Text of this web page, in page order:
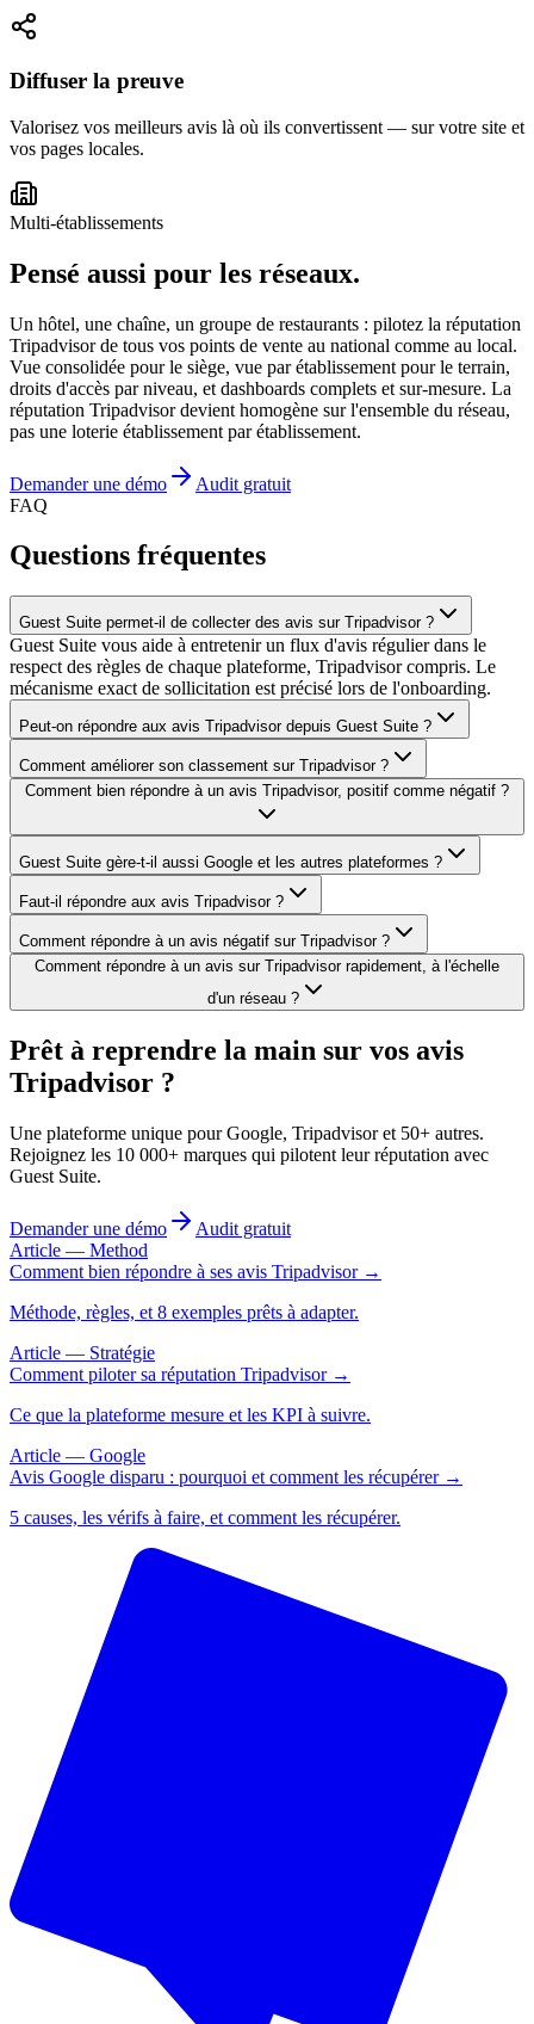
Diffuser la preuve
Valorisez vos meilleurs avis là où ils convertissent — sur votre site et
vos pages locales.
Multi-établissements
Pensé aussi pour les réseaux.
Un hôtel, une chaîne, un groupe de restaurants : pilotez la réputation
Tripadvisor de tous vos points de vente au national comme au local.
Vue consolidée pour le siège, vue par établissement pour le terrain,
droits d'accès par niveau, et dashboards complets et sur-mesure. La
réputation Tripadvisor devient homogène sur l'ensemble du réseau,
pas une loterie établissement par établissement.
Demander une démo
Audit gratuit
FAQ
Questions fréquentes
Guest Suite permet-il de collecter des avis sur Tripadvisor ?
Guest Suite vous aide à entretenir un flux d'avis régulier dans le
respect des règles de chaque plateforme, Tripadvisor compris. Le
mécanisme exact de sollicitation est précisé lors de l'onboarding.
Peut-on répondre aux avis Tripadvisor depuis Guest Suite ?
Comment améliorer son classement sur Tripadvisor ?
Comment bien répondre à un avis Tripadvisor, positif comme négatif ?
Guest Suite gère-t-il aussi Google et les autres plateformes ?
Faut-il répondre aux avis Tripadvisor ?
Comment répondre à un avis négatif sur Tripadvisor ?
Comment répondre à un avis sur Tripadvisor rapidement, à l'échelle
d'un réseau ?
Prêt à reprendre la main sur vos avis
Tripadvisor ?
Une plateforme unique pour Google, Tripadvisor et 50+ autres.
Rejoignez les 10 000+ marques qui pilotent leur réputation avec
Guest Suite.
Demander une démo
Audit gratuit
Article — Method
Comment bien répondre à ses avis Tripadvisor →
Méthode, règles, et 8 exemples prêts à adapter.
Article — Stratégie
Comment piloter sa réputation Tripadvisor →
Ce que la plateforme mesure et les KPI à suivre.
Article — Google
Avis Google disparu : pourquoi et comment les récupérer →
5 causes, les vérifs à faire, et comment les récupérer.